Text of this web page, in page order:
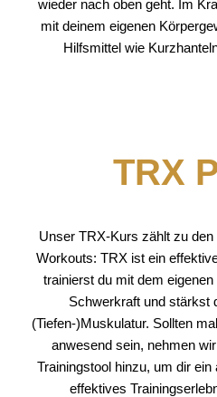
wieder nach oben geht. Im
mit deinem eigenen
Hilfsmittel wie
TRX
Unser TRX-Kurs zählt zu
Workouts: TRX ist ein
trainierst du mit dem
Schwerkraft und stärkst
(Tiefen-)Muskulatur. Sollten
anwesend sein, nehmen
Trainingstool hinzu, um dir
effektives